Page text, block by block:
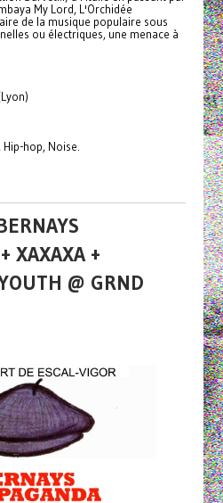
My Lord, L'Orchidée
de la musique populaire sous
ou électriques, une menace à
hop, Noise.
XAXAXA +
@ GRND